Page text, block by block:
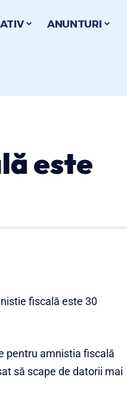
ANUNTURI
este
fiscală este 30
pentru amnistia fiscală
să scape de datorii mai